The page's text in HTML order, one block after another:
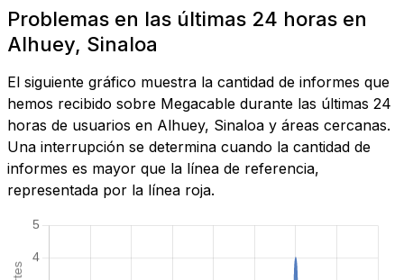
Problemas en las últimas 24 horas en
Alhuey, Sinaloa
El siguiente gráfico muestra la cantidad de informes que
hemos recibido sobre Megacable durante las últimas 24
horas de usuarios en Alhuey, Sinaloa y áreas cercanas.
Una interrupción se determina cuando la cantidad de
informes es mayor que la línea de referencia,
representada por la línea roja.